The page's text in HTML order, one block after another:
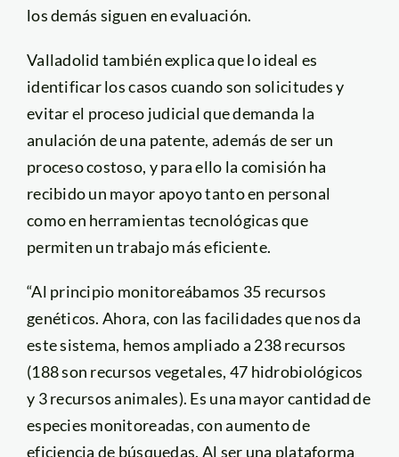
los demás siguen en evaluación.
Valladolid también explica que lo ideal es
identificar los casos cuando son solicitudes y
evitar el proceso judicial que demanda la
anulación de una patente, además de ser un
proceso costoso, y para ello la comisión ha
recibido un mayor apoyo tanto en personal
como en herramientas tecnológicas que
permiten un trabajo más eficiente.
“Al principio monitoreábamos 35 recursos
genéticos. Ahora, con las facilidades que nos da
este sistema, hemos ampliado a 238 recursos
(188 son recursos vegetales, 47 hidrobiológicos
y 3 recursos animales). Es una mayor cantidad de
especies monitoreadas, con aumento de
eficiencia de búsquedas. Al ser una plataforma